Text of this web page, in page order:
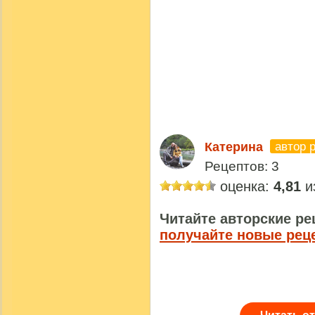
Катерина автор
Рецептов: 3
оценка: 4,81
Читайте авторские
получайте новые